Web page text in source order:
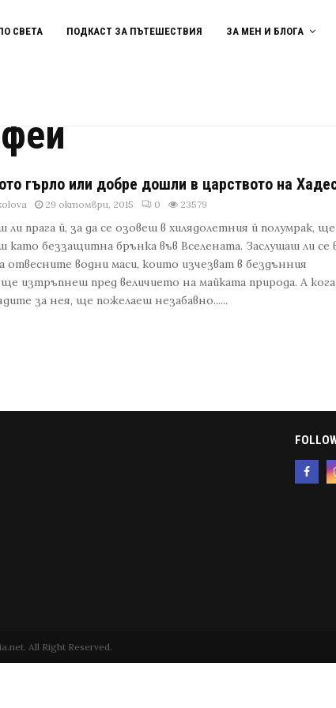
СВЕТА ПОДКАСТ ЗА ПЪТЕШЕСТВИЯ ЗА МЕН И БЛОГА
гърло или добре дошли в царството на
29 октомври, 2015 0 23579
прага й, за да се озовеш в хилядолетния й полумрак, ще
като беззащитна брънка във Вселената. Заслушаш ли се
отвесните водни маси, които изчезват в бездънния
изтръпнеш пред величието на майката природа. А
за нея, ще пожелаеш незабавно......
All Right Reserved.